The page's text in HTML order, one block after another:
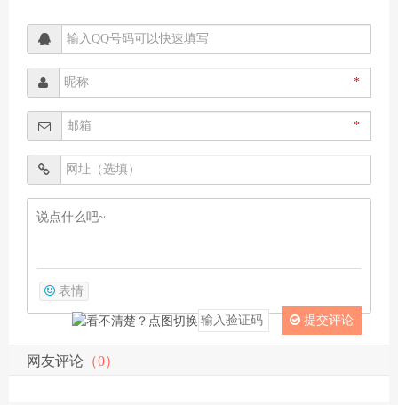
*
*
表情
提交评论
网友评论 （0）